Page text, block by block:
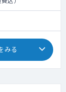
みる